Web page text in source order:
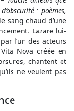
: poèmes,
le sang chaud d’une
Lazare lui-
l’un des acteurs
Nova créée en
chantent et
ne veulent pas